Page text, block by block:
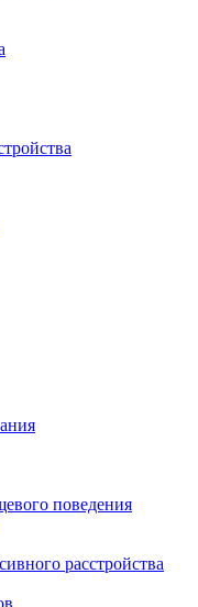
поведения
расстройства